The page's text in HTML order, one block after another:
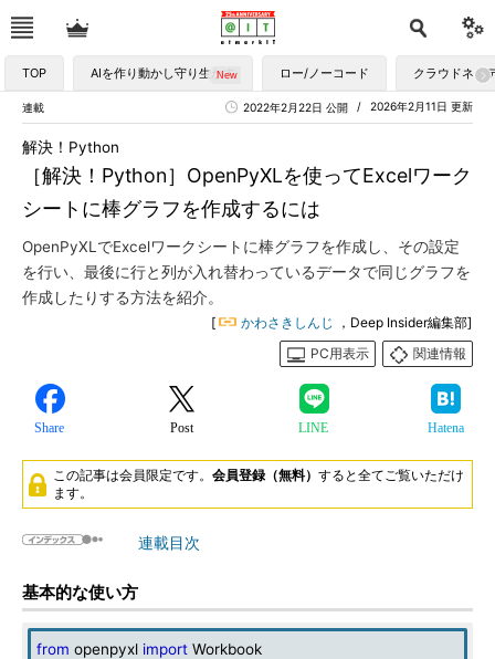
TOP AIを作り動かし守り生かす ロー/ノーコード クラウドネイ
連載 2026年2月11日 更新
2022年2月22日 公開
［解決！Python］OpenPyXLを使ってExcelワーク
シートに棒グラフを作成するには
解決！Python
OpenPyXLでExcelワークシートに棒グラフを作成し、その設定
を行い、最後に行と列が入れ替わっているデータで同じグラフを
作成したりする方法を紹介。
[ かわさきしんじ
，Deep Insider編集部]
PC用表示
関連情報
Share Post LINE Hatena
この記事は会員限定です。 会員登録（無料） すると全てご覧いただけ
ます。
連載目次
基本的な使い方
from openpyxl import Workbook